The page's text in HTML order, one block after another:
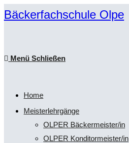
Zum
Bäckerfachschule Olpe
Menü Schließen
Home
Meisterlehrgänge
OLPER Bäckermeister/in
OLPER Konditormeister/in